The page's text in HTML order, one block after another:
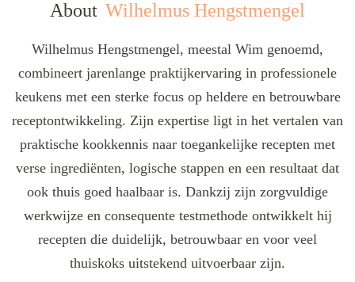
About Wilhelmus Hengstmengel
Wilhelmus Hengstmengel, meestal Wim genoemd,
combineert jarenlange praktijkervaring in professionele
keukens met een sterke focus op heldere en betrouwbare
receptontwikkeling. Zijn expertise ligt in het vertalen van
praktische kookkennis naar toegankelijke recepten met
verse ingrediënten, logische stappen en een resultaat dat
ook thuis goed haalbaar is. Dankzij zijn zorgvuldige
werkwijze en consequente testmethode ontwikkelt hij
recepten die duidelijk, betrouwbaar en voor veel
thuiskoks uitstekend uitvoerbaar zijn.